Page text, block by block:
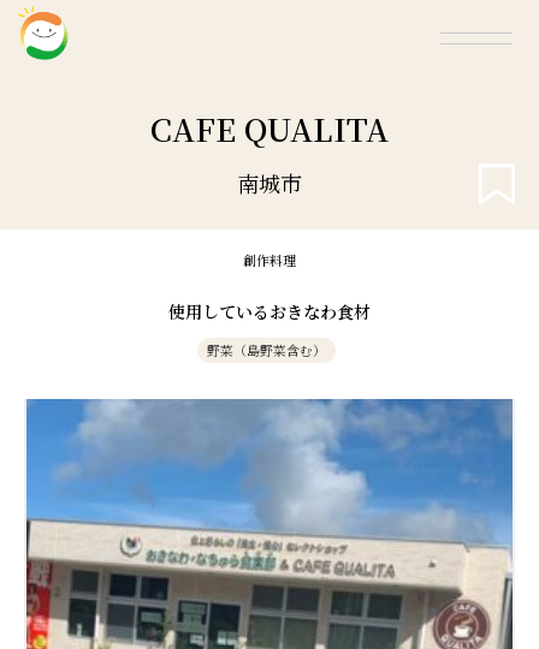
CAFE QUALITA
南城市
創作料理
使用しているおきなわ食材
野菜（島野菜含む）